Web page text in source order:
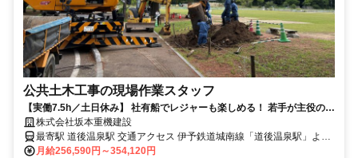
公共土木工事の現場作業スタッフ
【実働7.5h／土日休み】 社有船でレジャーも楽しめる！ 若手が主役の新
しい土木会社◎
株式会社坂本重機建設
最寄駅 道後温泉駅 交通アクセス 伊予鉄道城南線「道後温泉駅」より
車で8分 ✨車通勤OK・バイク通勤OK
月給256,590円～354,120円